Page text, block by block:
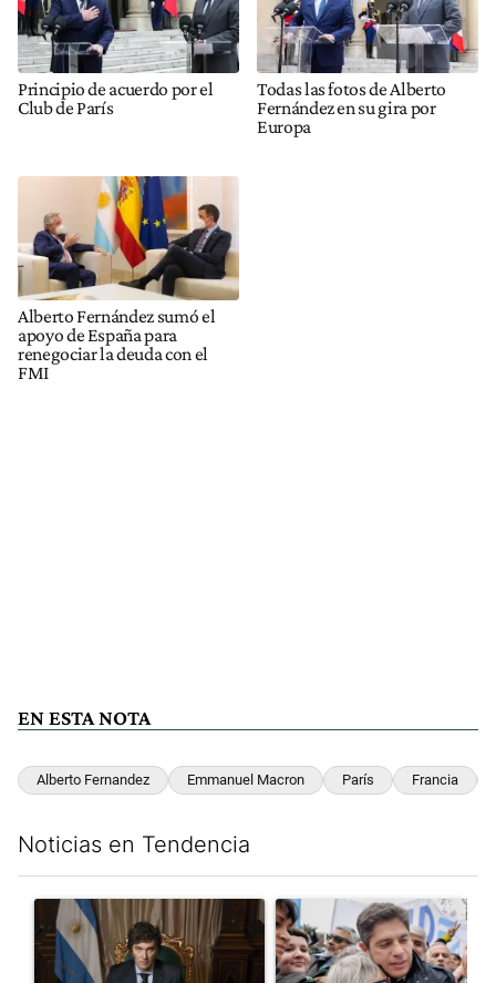
Principio de acuerdo por el
Club de París
Todas las fotos de Alberto
Fernández en su gira por
Europa
Alberto Fernández sumó el
apoyo de España para
renegociar la deuda con el
FMI
EN ESTA NOTA
Alberto Fernandez Emmanuel Macron París Francia
Noticias en Tendencia
Un artículo de tendencia con el título "Milei, listo para 'atajar'
Un artículo de tendencia con